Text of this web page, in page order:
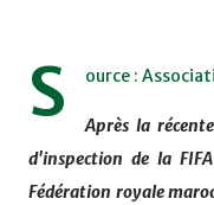
S ource :
Après la
d'inspection de la
Fédération royale